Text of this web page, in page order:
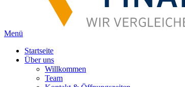
Menü
Startseite
Über uns
Willkommen
Team